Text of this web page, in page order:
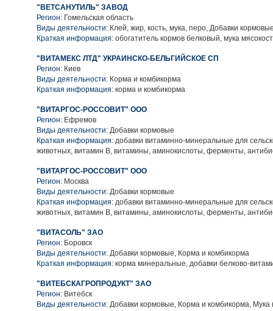
"ВЕТСАНУТИЛЬ" ЗАВОД
Регион: Гомельская область
Виды деятельности: Клей, жир, кость, мука, перо, Добавки
Краткая информация: обогатитель кормов белковый, мука
"ВИТАМЕКС ЛТД" УКРАИНСКО-БЕЛЬГИЙСКОЕ СП
Регион: Киев
Виды деятельности: Корма и комбикорма
Краткая информация: корма и комбикорма
"ВИТАРГОС-РОССОВИТ" ООО
Регион: Ефремов
Виды деятельности: Добавки кормовые
Краткая информация: добавки витаминно-минеральные для
животных, витамин В, витамины, аминокислоты, ферменты,
"ВИТАРГОС-РОССОВИТ" ООО
Регион: Москва
Виды деятельности: Добавки кормовые
Краткая информация: добавки витаминно-минеральные для
животных, витамин В, витамины, аминокислоты, ферменты,
"ВИТАСОЛЬ" ЗАО
Регион: Боровск
Виды деятельности: Добавки кормовые, Корма и комбикорма
Краткая информация: корма минеральные, добавки белково-
"ВИТЕБСКАГРОПРОДУКТ" ЗАО
Регион: Витебск
Виды деятельности: Добавки кормовые, Корма и комбикорма, Мука